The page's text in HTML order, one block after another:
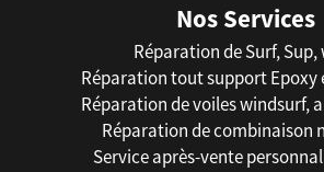
Nos Services
Réparation de Surf, Sup,
Réparation tout support Epoxy
Réparation de voiles windsurf,
Réparation de combinaison
Service après-vente